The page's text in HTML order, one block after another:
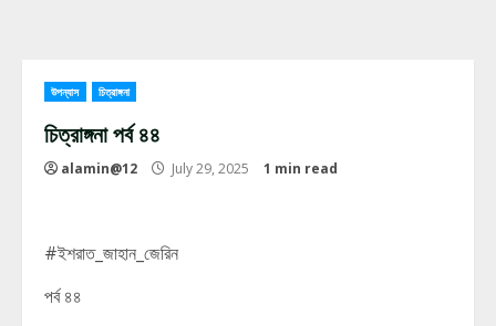
উপন্যাস চিত্রাঙ্গনা
চিত্রাঙ্গনা পর্ব ৪৪
alamin@12 July 29, 2025 1 min read
#ইশরাত_জাহান_জেরিন
পর্ব ৪৪